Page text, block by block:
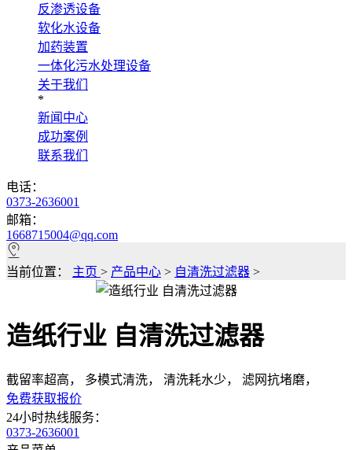
反渗透设备
软化水设备
加药装置
一体化污水处理设备
关于我们
*
新闻中心
成功案例
联系我们
电话：
0373-2636001
邮箱：
1668715004@qq.com
当前位置： 主页 > 产品中心 > 自清洗过滤器 >
造纸行业 自清洗过滤器
截留率超高， 多模式清洗， 清洗耗水少， 滤网抗堵磨，
免费获取报价
24小时热线服务：
0373-2636001